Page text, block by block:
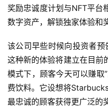
奖励忠诚度计划与NFT平台
数字资产，解锁独家体验和
该公司早些时候向投资者
这种新的体验将建立在目前
模式下，顾客今天可以赚取
费饮料。它设想将
最忠诚的顾客获得更广泛的